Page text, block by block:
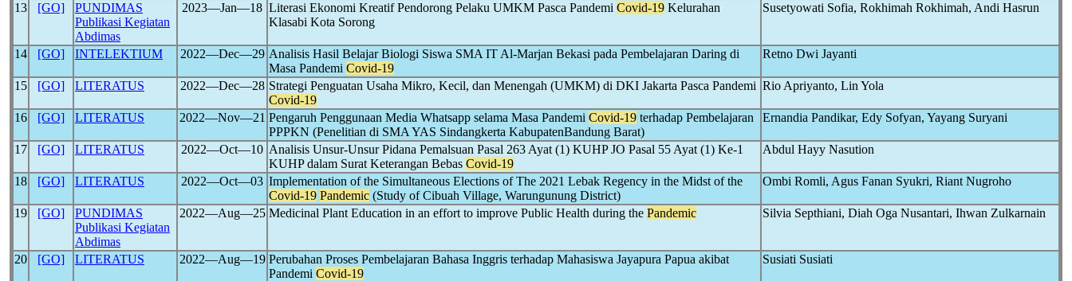
13
[GO]
PUNDIMAS
Publikasi Kegiatan
Abdimas
2023―Jan―18 Literasi Ekonomi Kreatif Pendorong Pelaku UMKM Pasca Pandemi Covid-19 Kelurahan
Klasabi Kota Sorong
Susetyowati Sofia, Rokhimah Rokhimah, Andi Hasrun
14 [GO] INTELEKTIUM 2022―Dec―29 Analisis Hasil Belajar Biologi Siswa SMA IT Al-Marjan Bekasi pada Pembelajaran Daring di
Masa Pandemi Covid-19
Retno Dwi Jayanti
15 [GO] LITERATUS 2022―Dec―28 Strategi Penguatan Usaha Mikro, Kecil, dan Menengah (UMKM) di DKI Jakarta Pasca Pandemi
Covid-19
Rio Apriyanto, Lin Yola
16 [GO] LITERATUS 2022―Nov―21 Pengaruh Penggunaan Media Whatsapp selama Masa Pandemi Covid-19 terhadap Pembelajaran
PPPKN (Penelitian di SMA YAS Sindangkerta KabupatenBandung Barat)
Ernandia Pandikar, Edy Sofyan, Yayang Suryani
17 [GO] LITERATUS 2022―Oct―10 Analisis Unsur-Unsur Pidana Pemalsuan Pasal 263 Ayat (1) KUHP JO Pasal 55 Ayat (1) Ke-1
KUHP dalam Surat Keterangan Bebas Covid-19
Abdul Hayy Nasution
18 [GO] LITERATUS 2022―Oct―03 Implementation of the Simultaneous Elections of The 2021 Lebak Regency in the Midst of the
Covid-19 Pandemic (Study of Cibuah Village, Warungunung District)
Ombi Romli, Agus Fanan Syukri, Riant Nugroho
19 [GO]
PUNDIMAS
Publikasi Kegiatan
Abdimas
2022―Aug―25 Medicinal Plant Education in an effort to improve Public Health during the Pandemic Silvia Septhiani, Diah Oga Nusantari, Ihwan Zulkarnain
20 [GO] LITERATUS 2022―Aug―19 Perubahan Proses Pembelajaran Bahasa Inggris terhadap Mahasiswa Jayapura Papua akibat
Pandemi Covid-19
Susiati Susiati